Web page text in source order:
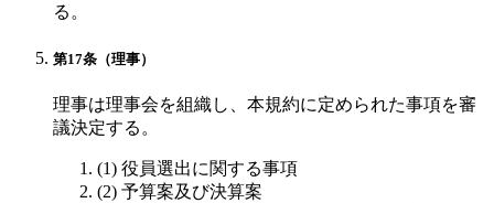
る。
第17条（理事）
理事は理事会を組織し、本規約に定められた事項を審
議決定する。
(1) 役員選出に関する事項
(2) 予算案及び決算案